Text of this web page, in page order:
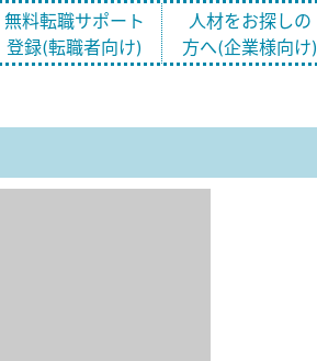
無料転職サポート
登録(転職者向け)
人材をお探しの
方へ(企業様向け)